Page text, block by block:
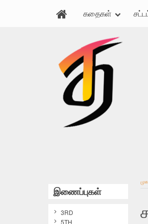
கதைகள்
இணைப்புகள்
3RD
5TH